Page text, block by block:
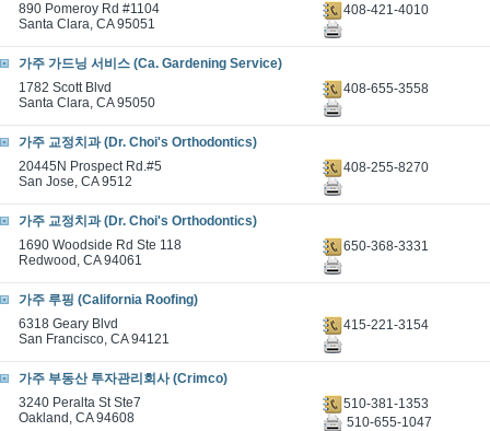
890 Pomeroy Rd #1104
Santa Clara, CA 95051
408-421-4010
가주 가드닝 서비스 (Ca. Gardening Service)
1782 Scott Blvd
Santa Clara, CA 95050
408-655-3558
가주 교정치과 (Dr. Choi's Orthodontics)
20445N Prospect Rd.#5
San Jose, CA 9512
408-255-8270
가주 교정치과 (Dr. Choi's Orthodontics)
1690 Woodside Rd Ste 118
Redwood, CA 94061
650-368-3331
가주 루핑 (California Roofing)
6318 Geary Blvd
San Francisco, CA 94121
415-221-3154
가주 부동산 투자관리회사 (Crimco)
3240 Peralta St Ste7
Oakland, CA 94608
510-381-1353
510-655-1047